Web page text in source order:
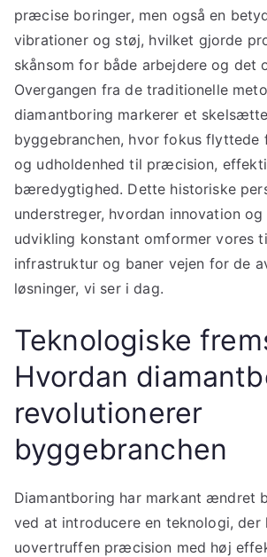
præcise boringer, men også en
vibrationer og støj, hvilket gjorde
skånsom for både arbejdere og det
Overgangen fra de traditionelle
diamantboring markerer et
byggebranchen, hvor fokus flyttede
og udholdenhed til præcision,
bæredygtighed. Dette historiske
understreger, hvordan innovation
udvikling konstant omformer vores
infrastruktur og baner vejen for de
løsninger, vi ser i dag.
Teknologiske
Hvordan
revolutionerer
byggebranchen
Diamantboring har markant ændret
ved at introducere en teknologi, der
uovertruffen præcision med høj